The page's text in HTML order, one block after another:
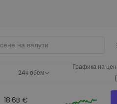
изпълнение
24ч обем
Графика на
18.6B €